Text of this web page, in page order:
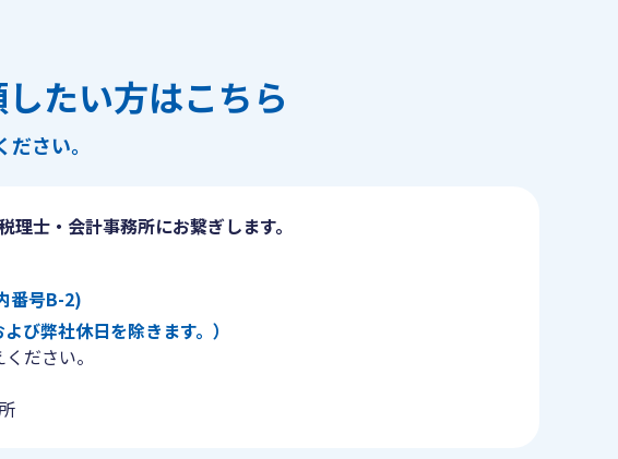
たい方はこちら
さい。
士・会計事務所にお繋ぎします。
番号B-2)
び弊社休日を除きます。）
ださい。